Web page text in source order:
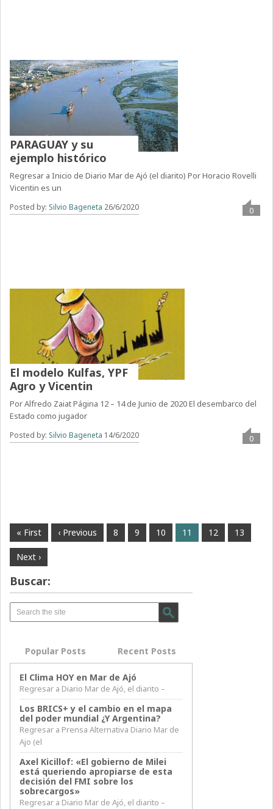
PARAGUAY y su
ejemplo histórico
Regresar a Inicio de Diario Mar de Ajó (el diarito) Por Horacio Rovelli
Vicentin es un
Posted by: Silvio Bageneta 26/6/2020 0
El modelo Kulfas, YPF
Agro y Vicentin
Por Alfredo Zaiat Página 12 – 14 de Junio de 2020 El desembarco del
Estado como jugador
Posted by: Silvio Bageneta 14/6/2020 0
« First ‹ Previous 8 9 10 11 12 13
Next ›
Buscar:
Popular Posts Recent Posts
El Clima HOY en Mar de Ajó
Regresar a Diario Mar de Ajó, el diarito –
Los BRICS+ y el cambio en el mapa
del poder mundial ¿Y Argentina?
Regresar a Prensa Alternativa Diario Mar de
Ajo (el
Axel Kicillof: «El gobierno de Milei
está queriendo apropiarse de esta
decisión del FMI sobre los
sobrecargos»
Regresar a Diario Mar de Ajó, el diarito –